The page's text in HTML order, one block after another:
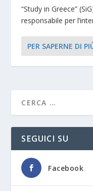
“Study in Greece”
responsabile per
PER SAPERNE DI
SEGUICI SU
Facebook